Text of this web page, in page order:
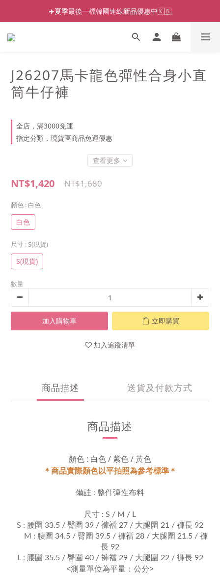
✈️夏季最後一檔韓國連線新品優惠中🇰🇷
J26207馬卡龍色彈性合身小直
筒牛仔褲
全店，滿3000免運
指定分類，現貨區商品免運優惠
查看更多
NT$1,420 NT$1,680
顏色 : 白色
白色
尺寸 : S(現貨)
S(現貨)
數量
加入購物車 立即購買
加入追蹤清單
商品描述 送貨及付款方式
商品描述
顏色 : 白色 / 紫色 / 黃色
＊商品實際顏色以平拍照為參考標準＊
備註 : 整件彈性布料
尺寸 : S / M / L
S : 腰圍 33.5 / 臀圍 39 / 褲襠 27 / 大腿圍 21 / 褲長 92
M : 腰圍 34.5 / 臀圍 39.5 / 褲襠 28 / 大腿圍 21.5 / 褲
長 92
L : 腰圍 35.5 / 臀圍 40 / 褲襠 29 / 大腿圍 22 / 褲長 92
<測量單位為平量：公分>